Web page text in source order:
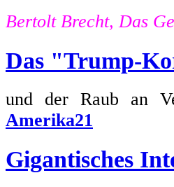
Bertolt Brecht, Das
Das "Trump-
und der Raub an
Amerika21
Gigantisches